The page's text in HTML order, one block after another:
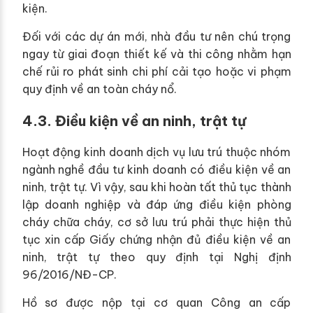
kiện.
Đối với các dự án mới, nhà đầu tư nên chú trọng
ngay từ giai đoạn thiết kế và thi công nhằm hạn
chế rủi ro phát sinh chi phí cải tạo hoặc vi phạm
quy định về an toàn cháy nổ.
4.3. Điều kiện về an ninh, trật tự
Hoạt động kinh doanh dịch vụ lưu trú thuộc nhóm
ngành nghề đầu tư kinh doanh có điều kiện về an
ninh, trật tự. Vì vậy, sau khi hoàn tất thủ tục thành
lập doanh nghiệp và đáp ứng điều kiện phòng
cháy chữa cháy, cơ sở lưu trú phải thực hiện thủ
tục xin cấp Giấy chứng nhận đủ điều kiện về an
ninh, trật tự theo quy định tại Nghị định
96/2016/NĐ-CP.
Hồ sơ được nộp tại cơ quan Công an cấp